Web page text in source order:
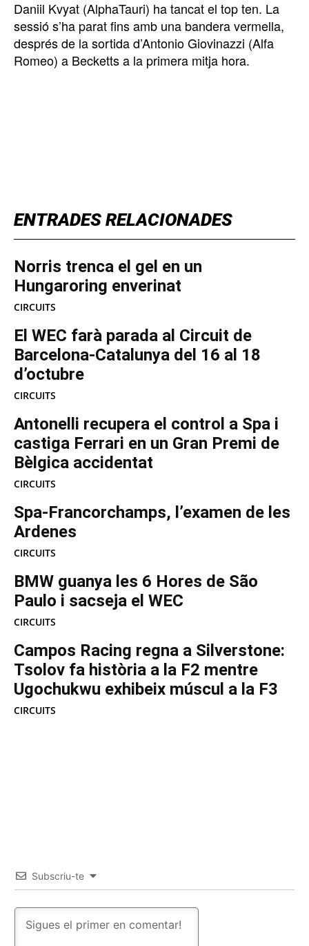
ENTRADES RELACIONADES
Norris trenca el gel en un
Hungaroring enverinat
CIRCUITS
El WEC farà parada al Circuit de
Barcelona-Catalunya del 16 al 18
d’octubre
CIRCUITS
Antonelli recupera el control a Spa i
castiga Ferrari en un Gran Premi de
Bèlgica accidentat
CIRCUITS
Spa-Francorchamps, l’examen de les
Ardenes
CIRCUITS
BMW guanya les 6 Hores de São
Paulo i sacseja el WEC
CIRCUITS
Campos Racing regna a Silverstone:
Tsolov fa història a la F2 mentre
Ugochukwu exhibeix múscul a la F3
CIRCUITS
Daniil Kvyat (AlphaTauri) ha tancat el top ten. La
sessió s’ha parat fins amb una bandera vermella,
després de la sortida d’Antonio Giovinazzi (Alfa
Romeo) a Becketts a la primera mitja hora.
Subscriu-te